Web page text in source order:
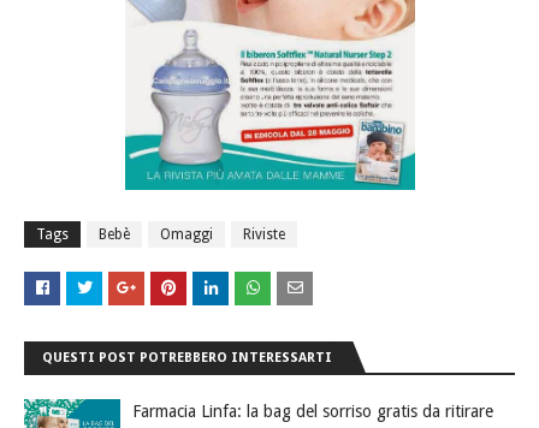
Tags Bebè Omaggi Riviste
QUESTI POST POTREBBERO INTERESSARTI
Farmacia Linfa: la bag del sorriso gratis da ritirare